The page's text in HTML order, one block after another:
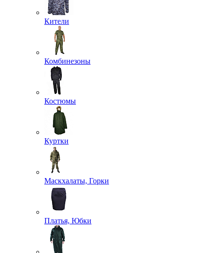
Кители
Комбинезоны
Костюмы
Куртки
Маскхалаты, Горки
Платья, Юбки